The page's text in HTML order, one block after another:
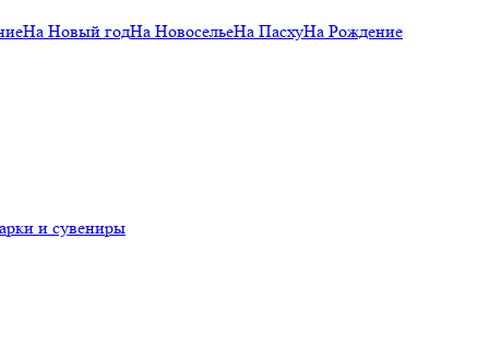
На Новый годНа НовосельеНа ПасхуНа Рождение
и сувениры